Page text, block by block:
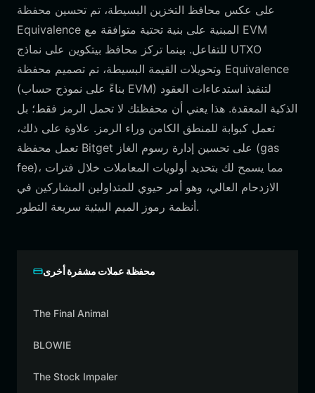
على عكس محافظ التخزين البسيطة، تم تحسين محفظة
Equivalence المبنية على بنية تحتية متوافقة مع EVM
للتفاعل. بينما تركز محافظ بيتكوين على نماذج UTXO
وتحويلات القيمة البسيطة، تم تصميم محفظة Equivalence
(بناءً على نموذج حساب EVM) لتنفيذ استدعاءات العقود
الذكية المعقدة. هذا يعني أن محفظتك لا تحمل الرمز فقط؛ بل
تعمل كبوابة للمنطق الكامن وراء الرمز. علاوة على ذلك،
تعمل محفظة Bitget على تحسين إدارة رسوم الغاز (gas
fee)، مما يسمح لك بتحديد أولويات المعاملات خلال فترات
الازدحام العالي، وهو أمر حيوي للمتداولين المشاركين في
أنظمة رموز الميم البيئية سريعة التطور.
محفظة عملات مشفرة أخرى
The Final Animal
BLOWIE
The Stock Impaler